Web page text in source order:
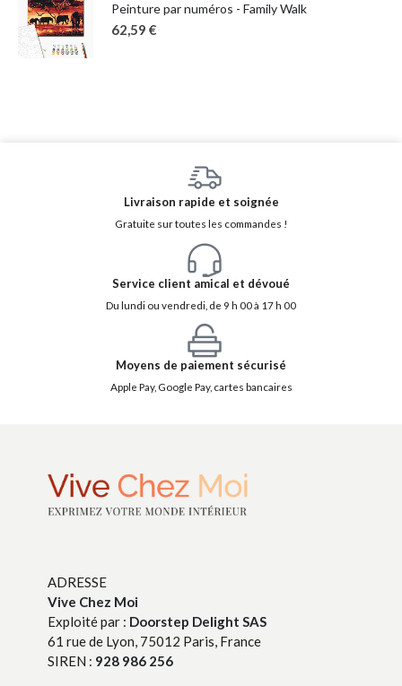
Peinture par numéros - Family Walk
62,59 €
Livraison rapide et soignée
Gratuite sur toutes les commandes !
Service client amical et dévoué
Du lundi ou vendredi, de 9 h 00 à 17 h 00
Moyens de paiement sécurisé
Apple Pay, Google Pay, cartes bancaires
ADRESSE
Vive Chez Moi
Exploité par : Doorstep Delight SAS
61 rue de Lyon, 75012 Paris, France
SIREN : 928 986 256